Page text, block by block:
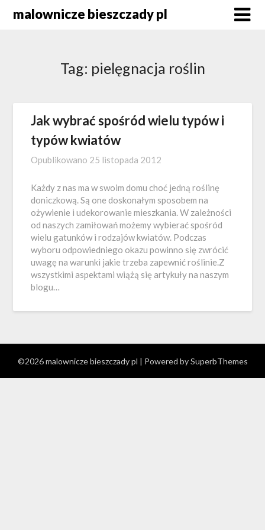
malownicze bieszczady pl
Tag: pielęgnacja roślin
Jak wybrać spośród wielu typów i
typów kwiatów
Opublikowano 25 listopada 2012
Każdy z nas ma w swoim domu choć jedną roślinę
doniczkową. Są one doskonałym sposobem na
ożywienie i udekorowanie mieszkania. W zależności
od naszych zamiłowań możemy wybierać spośród
wielu gatunków i rodzajów kwiatów. Podczas
wyboru odpowiedniego okazu powinno się zwrócić
uwagę na warunki jakie trzeba zapewnić roślinie.Z
wszystkimi aspektami wiążą się artykuły na naszym
blogu…
©2026 malownicze bieszczady pl | Powered bySuperbThemes